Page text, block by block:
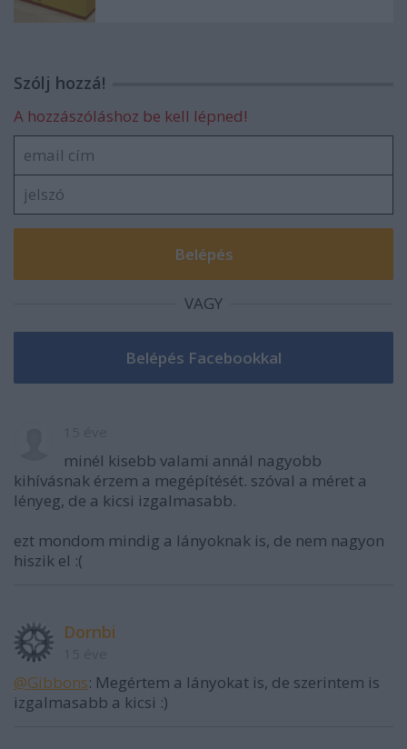
Szólj hozzá!
A hozzászóláshoz be kell lépned!
VAGY
minél kisebb valami annál nagyobb
kihívásnak érzem a megépítését. szóval a méret a
lényeg, de a kicsi izgalmasabb.
ezt mondom mindig a lányoknak is, de nem nagyon
hiszik el :(
Dornbi
@Gibbons: Megértem a lányokat is, de szerintem is
izgalmasabb a kicsi :)